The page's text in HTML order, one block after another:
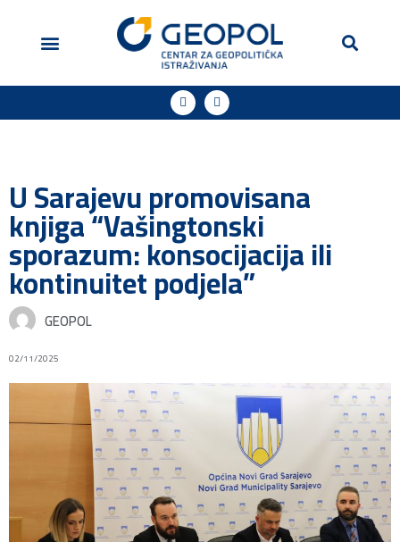
U Sarajevu promovisana
knjiga “Vašingtonski
sporazum: konsocijacija ili
kontinuitet podjela”
GEOPOL
02/11/2025